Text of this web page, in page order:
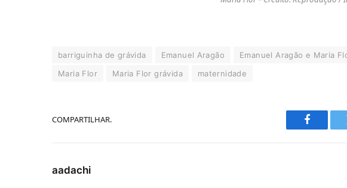
barriguinha de grávida Emanuel Aragão Emanuel Aragão e Maria
Maria Flor
Maria Flor grávida maternidade
COMPARTILHAR.
aadachi